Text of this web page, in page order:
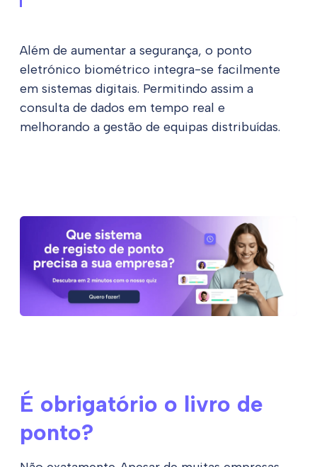
Além de aumentar a segurança, o ponto
eletrónico biométrico integra-se facilmente
em sistemas digitais. Permitindo assim a
consulta de dados em tempo real e
melhorando a gestão de equipas distribuídas.
É obrigatório o livro de
ponto?